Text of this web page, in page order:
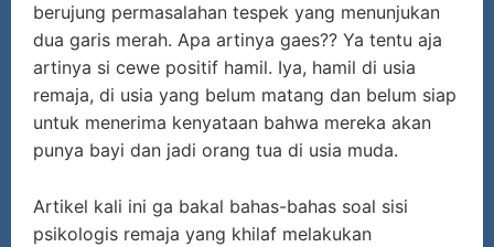
berujung permasalahan tespek yang menunjukan
dua garis merah. Apa artinya gaes?? Ya tentu aja
artinya si cewe positif hamil. Iya, hamil di usia
remaja, di usia yang belum matang dan belum siap
untuk menerima kenyataan bahwa mereka akan
punya bayi dan jadi orang tua di usia muda.
Artikel kali ini ga bakal bahas-bahas soal sisi
psikologis remaja yang khilaf melakukan